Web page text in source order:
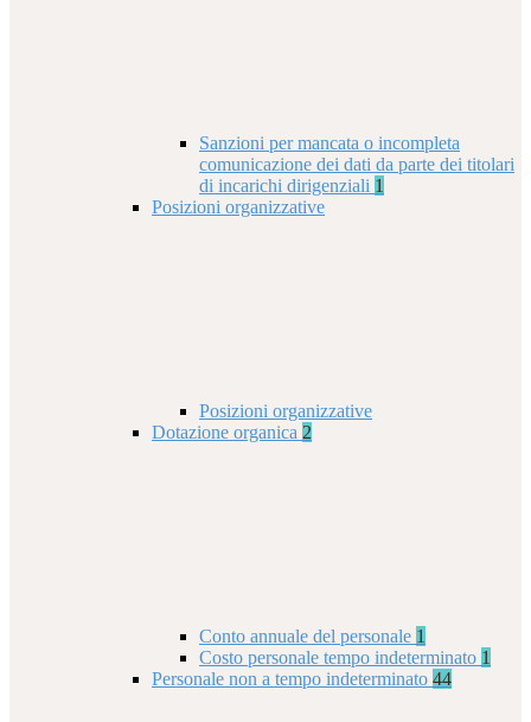
Sanzioni per mancata o incompleta
comunicazione dei dati da parte dei titolari
di incarichi dirigenziali 1
Posizioni organizzative
Posizioni organizzative
Dotazione organica 2
Conto annuale del personale 1
Costo personale tempo indeterminato 1
Personale non a tempo indeterminato 44